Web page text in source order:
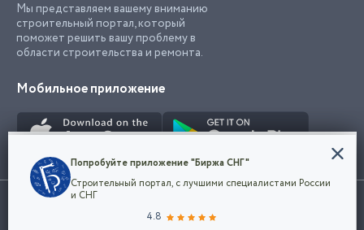
Мы представляем вашему вниманию
строительный портал, который
поможет решить вашу проблему в
области строительства и ремонта.
Мобильное приложение
Использование сайта, в том числе подача объявлений, означает
марки представленные на сайте являются собственностью их
Конфиденциальность
Мы используем файлы cookie, чтобы сделать
наш сайт удобным для каждого
Попробуйте приложение "Биржа СНГ"
Строительный портал, с лучшими специалистами России
и СНГ
4.8